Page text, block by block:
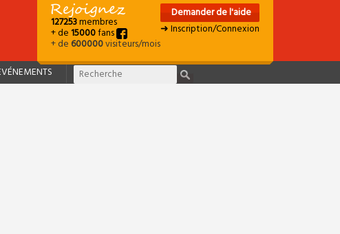
127253membres
+ de15000fans
+ de600000visiteurs/mois
Demander de l'aide
➜ Inscription/Connexion